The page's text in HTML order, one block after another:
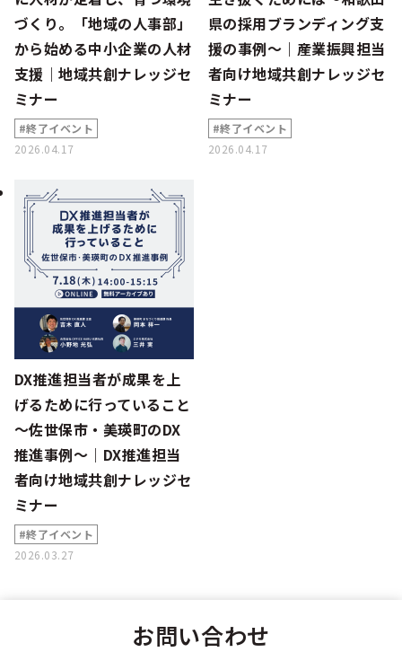
づくり。「地域の人事部」
から始める中小企業の人材
支援｜地域共創ナレッジセ
ミナー
#終了イベント
2026.04.17
県の採用ブランディング支
援の事例～｜産業振興担当
者向け地域共創ナレッジセ
ミナー
#終了イベント
2026.04.17
DX推進担当者が成果を上
げるために行っていること
～佐世保市・美瑛町のDX
推進事例～｜DX推進担当
者向け地域共創ナレッジセ
ミナー
#終了イベント
2026.03.27
お問い合わせ